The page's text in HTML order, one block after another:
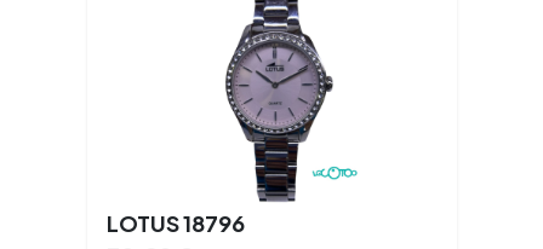
LOTUS 18796